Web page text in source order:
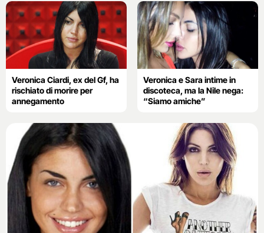
Veronica Ciardi, ex del Gf, ha
rischiato di morire per
annegamento
Veronica e Sara intime in
discoteca, ma la Nile nega:
“Siamo amiche”